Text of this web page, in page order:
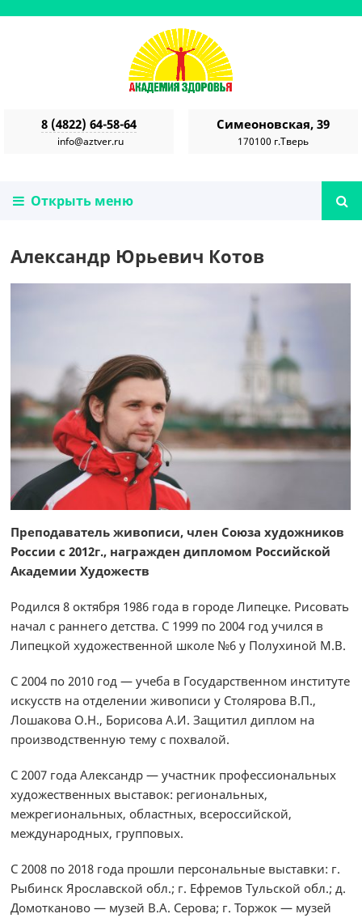
8 (4822) 64-58-64
info@aztver.ru
Симеоновская, 39
170100 г.Тверь
Открыть меню
Александр Юрьевич Котов
Преподаватель живописи, член Союза художников
России с 2012г., награжден дипломом Российской
Академии Художеств
Родился 8 октября 1986 года в городе Липецке. Рисовать
начал с раннего детства. С 1999 по 2004 год учился в
Липецкой художественной школе №6 у Полухиной М.В.
С 2004 по 2010 год — учеба в Государственном институте
искусств на отделении живописи у Столярова В.П.,
Лошакова О.Н., Борисова А.И. Защитил диплом на
производственную тему с похвалой.
С 2007 года Александр — участник профессиональных
художественных выставок: региональных,
межрегиональных, областных, всероссийской,
международных, групповых.
С 2008 по 2018 года прошли персональные выставки: г.
Рыбинск Ярославской обл.; г. Ефремов Тульской обл.; д.
Домотканово — музей В.А. Серова; г. Торжок — музей